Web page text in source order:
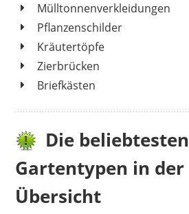
Mülltonnenverkleidungen
Pflanzenschilder
Kräutertöpfe
Zierbrücken
Briefkästen
Die beliebtesten
Gartentypen in der
Übersicht